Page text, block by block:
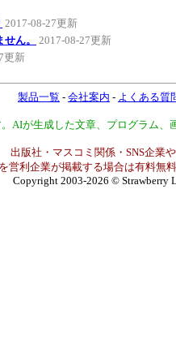
2017-08-27更新
ん。
2017-08-27更新
更新
製品一覧 - 会社案内 - よくある質
AIが生成した文章、プログラム
出版社・マスコミ関係・SNS企業
営利企業が掲載する場合は有料無
Copyright 2003-2026 © Strawberry